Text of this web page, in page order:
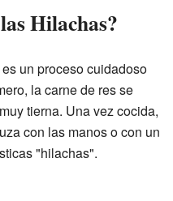
Hilachas?
un proceso cuidadoso
la carne de res se
tierna. Una vez cocida,
con las manos o con un
"hilachas".